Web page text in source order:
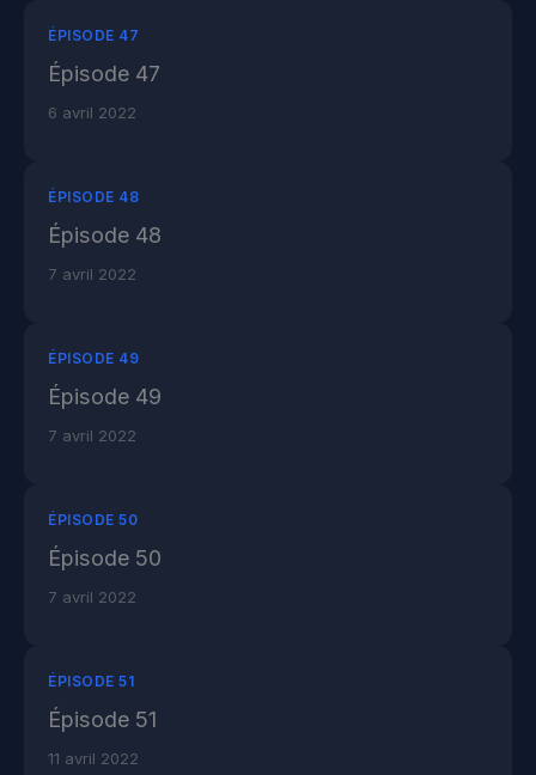
ÉPISODE 47
Épisode 47
6 avril 2022
ÉPISODE 48
Épisode 48
7 avril 2022
ÉPISODE 49
Épisode 49
7 avril 2022
ÉPISODE 50
Épisode 50
7 avril 2022
ÉPISODE 51
Épisode 51
11 avril 2022